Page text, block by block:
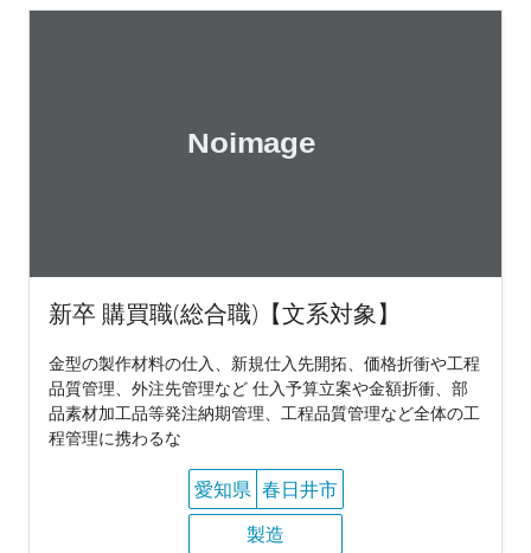
新卒 購買職(総合職)【文系対象】
金型の製作材料の仕入、新規仕入先開拓、価格折衝や工程
品質管理、外注先管理など 仕入予算立案や金額折衝、部
品素材加工品等発注納期管理、工程品質管理など全体の工
程管理に携わるな
愛知県 春日井市
製造